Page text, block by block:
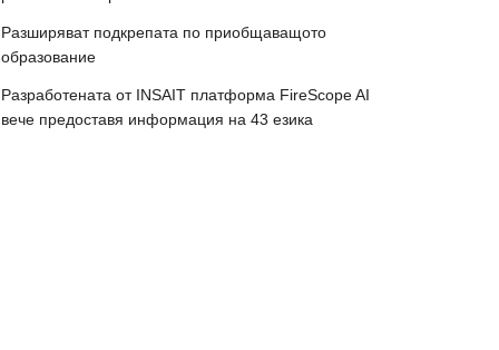
Разширяват подкрепата по приобщаващото
образование
Разработената от INSAIT платформа FireScope AI
вече предоставя информация на 43 езика